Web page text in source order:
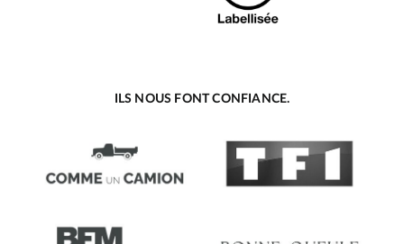
ILS NOUS FONT CONFIANCE.